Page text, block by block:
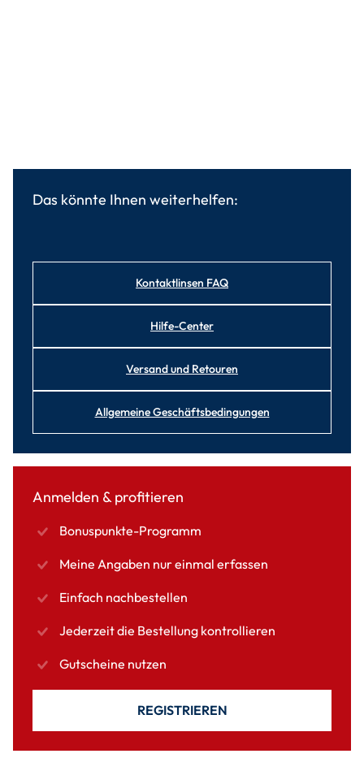
Das könnte Ihnen weiterhelfen:
Kontaktlinsen FAQ
Hilfe-Center
Versand und Retouren
Allgemeine Geschäftsbedingungen
Anmelden & profitieren
Bonuspunkte-Programm
Meine Angaben nur einmal erfassen
Einfach nachbestellen
Jederzeit die Bestellung kontrollieren
Gutscheine nutzen
REGISTRIEREN